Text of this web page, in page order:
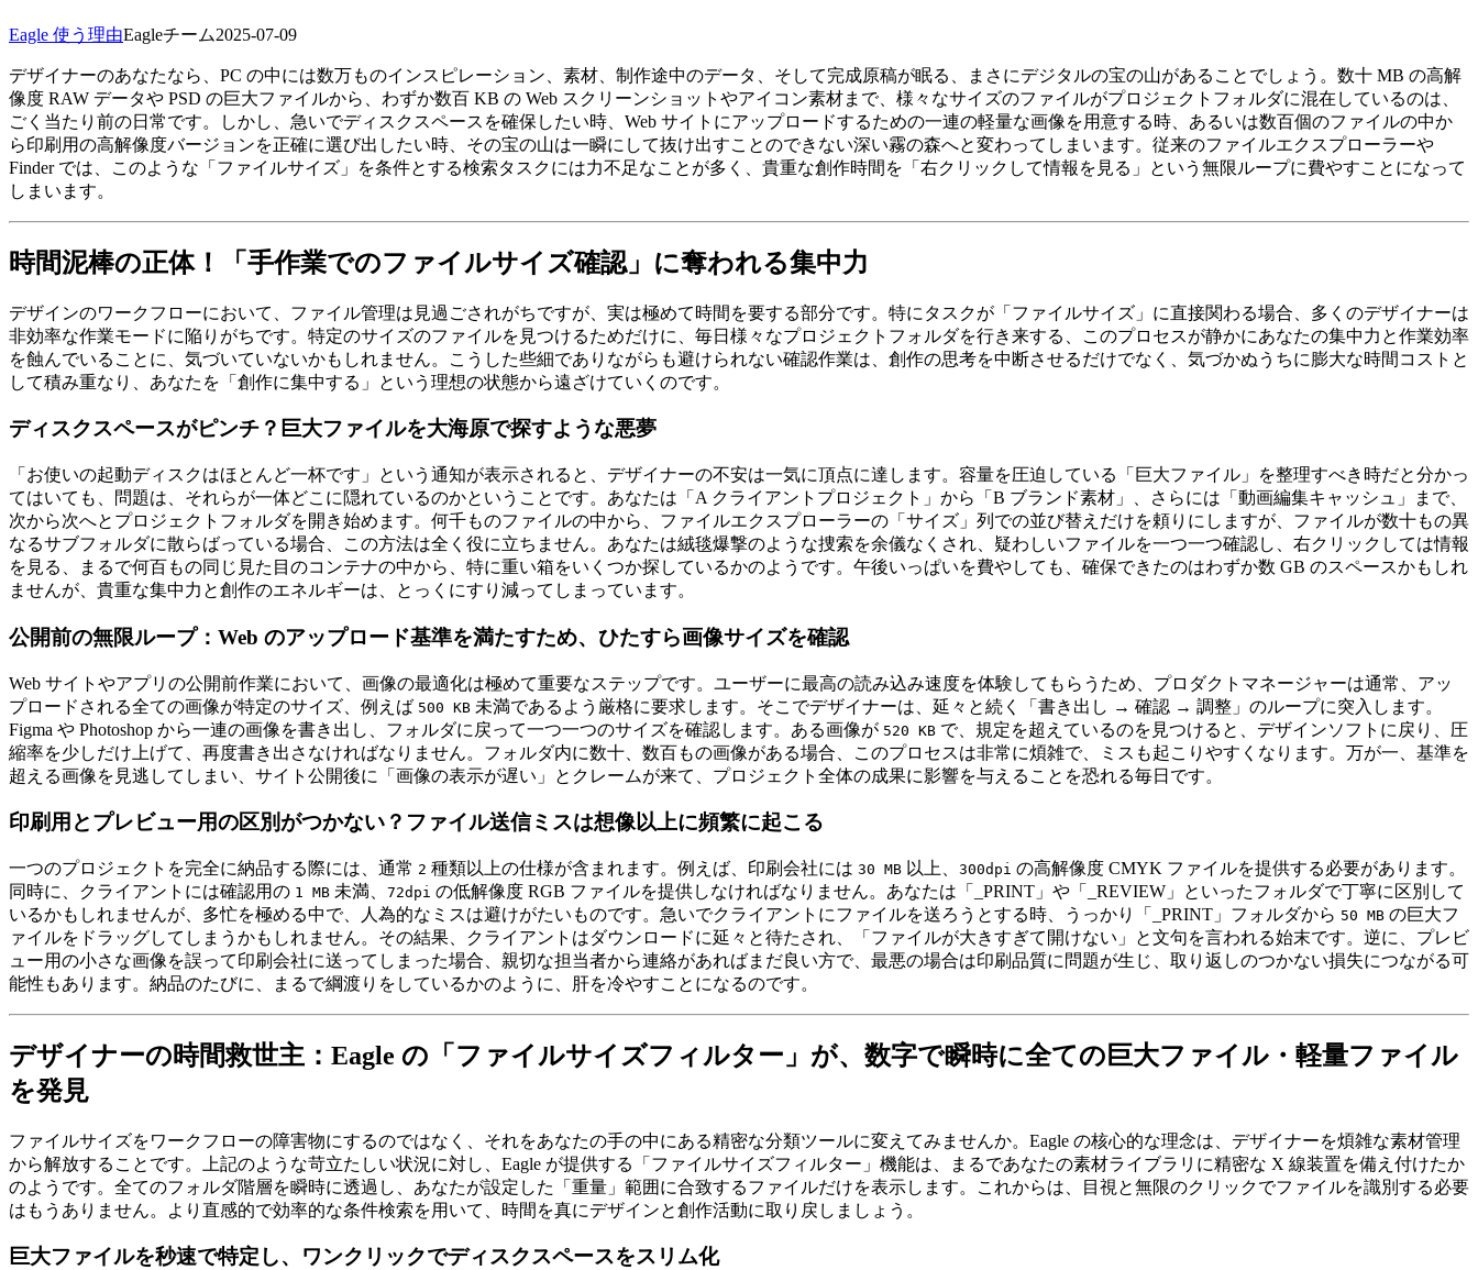
Eagle 使う理由Eagleチーム2025-07-09
デザイナーのあなたなら、PC の中には数万ものインスピレーション、素材、制作途中のデータ、そして完成原稿が眠る、まさにデジタルの宝の山があることでしょう。数十 MB の高解
像度 RAW データや PSD の巨大ファイルから、わずか数百 KB の Web スクリーンショットやアイコン素材まで、様々なサイズのファイルがプロジェクトフォルダに混在しているのは、
ごく当たり前の日常です。しかし、急いでディスクスペースを確保したい時、Web サイトにアップロードするための一連の軽量な画像を用意する時、あるいは数百個のファイルの中か
ら印刷用の高解像度バージョンを正確に選び出したい時、その宝の山は一瞬にして抜け出すことのできない深い霧の森へと変わってしまいます。従来のファイルエクスプローラーや
Finder では、このような「ファイルサイズ」を条件とする検索タスクには力不足なことが多く、貴重な創作時間を「右クリックして情報を見る」という無限ループに費やすことになって
しまいます。
時間泥棒の正体！「手作業でのファイルサイズ確認」に奪われる集中力
デザインのワークフローにおいて、ファイル管理は見過ごされがちですが、実は極めて時間を要する部分です。特にタスクが「ファイルサイズ」に直接関わる場合、多くのデザイナーは
非効率な作業モードに陥りがちです。特定のサイズのファイルを見つけるためだけに、毎日様々なプロジェクトフォルダを行き来する、このプロセスが静かにあなたの集中力と作業効率
を蝕んでいることに、気づいていないかもしれません。こうした些細でありながらも避けられない確認作業は、創作の思考を中断させるだけでなく、気づかぬうちに膨大な時間コストと
して積み重なり、あなたを「創作に集中する」という理想の状態から遠ざけていくのです。
ディスクスペースがピンチ？巨大ファイルを大海原で探すような悪夢
「お使いの起動ディスクはほとんど一杯です」という通知が表示されると、デザイナーの不安は一気に頂点に達します。容量を圧迫している「巨大ファイル」を整理すべき時だと分かっ
てはいても、問題は、それらが一体どこに隠れているのかということです。あなたは「A クライアントプロジェクト」から「B ブランド素材」、さらには「動画編集キャッシュ」まで、
次から次へとプロジェクトフォルダを開き始めます。何千ものファイルの中から、ファイルエクスプローラーの「サイズ」列での並び替えだけを頼りにしますが、ファイルが数十もの異
なるサブフォルダに散らばっている場合、この方法は全く役に立ちません。あなたは絨毯爆撃のような捜索を余儀なくされ、疑わしいファイルを一つ一つ確認し、右クリックしては情報
を見る、まるで何百もの同じ見た目のコンテナの中から、特に重い箱をいくつか探しているかのようです。午後いっぱいを費やしても、確保できたのはわずか数 GB のスペースかもしれ
ませんが、貴重な集中力と創作のエネルギーは、とっくにすり減ってしまっています。
公開前の無限ループ：Web のアップロード基準を満たすため、ひたすら画像サイズを確認
Web サイトやアプリの公開前作業において、画像の最適化は極めて重要なステップです。ユーザーに最高の読み込み速度を体験してもらうため、プロダクトマネージャーは通常、アッ
プロードされる全ての画像が特定のサイズ、例えば 500 KB 未満であるよう厳格に要求します。そこでデザイナーは、延々と続く「書き出し → 確認 → 調整」のループに突入します。
Figma や Photoshop から一連の画像を書き出し、フォルダに戻って一つ一つのサイズを確認します。ある画像が 520 KB で、規定を超えているのを見つけると、デザインソフトに戻り、圧
縮率を少しだけ上げて、再度書き出さなければなりません。フォルダ内に数十、数百もの画像がある場合、このプロセスは非常に煩雑で、ミスも起こりやすくなります。万が一、基準を
超える画像を見逃してしまい、サイト公開後に「画像の表示が遅い」とクレームが来て、プロジェクト全体の成果に影響を与えることを恐れる毎日です。
印刷用とプレビュー用の区別がつかない？ファイル送信ミスは想像以上に頻繁に起こる
一つのプロジェクトを完全に納品する際には、通常 2 種類以上の仕様が含まれます。例えば、印刷会社には 30 MB 以上、 300dpi の高解像度 CMYK ファイルを提供する必要があります。
同時に、クライアントには確認用の 1 MB 未満、 72dpi の低解像度 RGB ファイルを提供しなければなりません。あなたは「_PRINT」や「_REVIEW」といったフォルダで丁寧に区別して
いるかもしれませんが、多忙を極める中で、人為的なミスは避けがたいものです。急いでクライアントにファイルを送ろうとする時、うっかり「_PRINT」フォルダから 50 MB の巨大フ
ァイルをドラッグしてしまうかもしれません。その結果、クライアントはダウンロードに延々と待たされ、「ファイルが大きすぎて開けない」と文句を言われる始末です。逆に、プレビ
ュー用の小さな画像を誤って印刷会社に送ってしまった場合、親切な担当者から連絡があればまだ良い方で、最悪の場合は印刷品質に問題が生じ、取り返しのつかない損失につながる可
能性もあります。納品のたびに、まるで綱渡りをしているかのように、肝を冷やすことになるのです。
デザイナーの時間救世主：Eagle の「ファイルサイズフィルター」が、数字で瞬時に全ての巨大ファイル・軽量ファイル
を発見
ファイルサイズをワークフローの障害物にするのではなく、それをあなたの手の中にある精密な分類ツールに変えてみませんか。Eagle の核心的な理念は、デザイナーを煩雑な素材管理
から解放することです。上記のような苛立たしい状況に対し、Eagle が提供する「ファイルサイズフィルター」機能は、まるであなたの素材ライブラリに精密な X 線装置を備え付けたか
のようです。全てのフォルダ階層を瞬時に透過し、あなたが設定した「重量」範囲に合致するファイルだけを表示します。これからは、目視と無限のクリックでファイルを識別する必要
はもうありません。より直感的で効率的な条件検索を用いて、時間を真にデザインと創作活動に取り戻しましょう。
巨大ファイルを秒速で特定し、ワンクリックでディスクスペースをスリム化